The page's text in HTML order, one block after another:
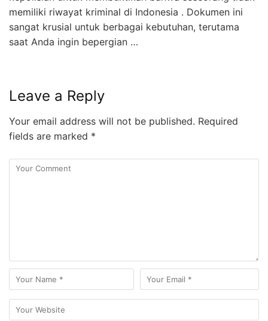
memiliki riwayat kriminal di Indonesia . Dokumen ini
sangat krusial untuk berbagai kebutuhan, terutama
saat Anda ingin bepergian …
Leave a Reply
Your email address will not be published. Required
fields are marked *